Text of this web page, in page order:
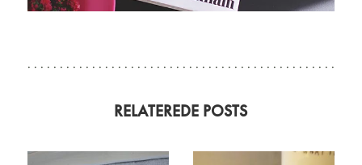
RELATEREDE POSTS